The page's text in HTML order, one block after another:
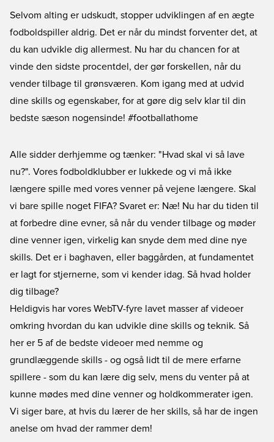
Selvom alting er udskudt, stopper udviklingen af en ægte
fodboldspiller aldrig. Det er når du mindst forventer det, at
du kan udvikle dig allermest. Nu har du chancen for at
vinde den sidste procentdel, der gør forskellen, når du
vender tilbage til grønsværen. Kom igang med at udvid
dine skills og egenskaber, for at gøre dig selv klar til din
bedste sæson nogensinde! #footballathome
Alle sidder derhjemme og tænker: "Hvad skal vi så lave
nu?". Vores fodboldklubber er lukkede og vi må ikke
længere spille med vores venner på vejene længere. Skal
vi bare spille noget FIFA? Svaret er: Næ! Nu har du tiden til
at forbedre dine evner, så når du vender tilbage og møder
dine venner igen, virkelig kan snyde dem med dine nye
skills. Det er i baghaven, eller baggården, at fundamentet
er lagt for stjernerne, som vi kender idag. Så hvad holder
dig tilbage?
Heldigvis har vores WebTV-fyre lavet masser af videoer
omkring hvordan du kan udvikle dine skills og teknik. Så
her er 5 af de bedste videoer med nemme og
grundlæggende skills - og også lidt til de mere erfarne
spillere - som du kan lære dig selv, mens du venter på at
kunne mødes med dine venner og holdkommerater igen.
Vi siger bare, at hvis du lærer de her skills, så har de ingen
anelse om hvad der rammer dem!